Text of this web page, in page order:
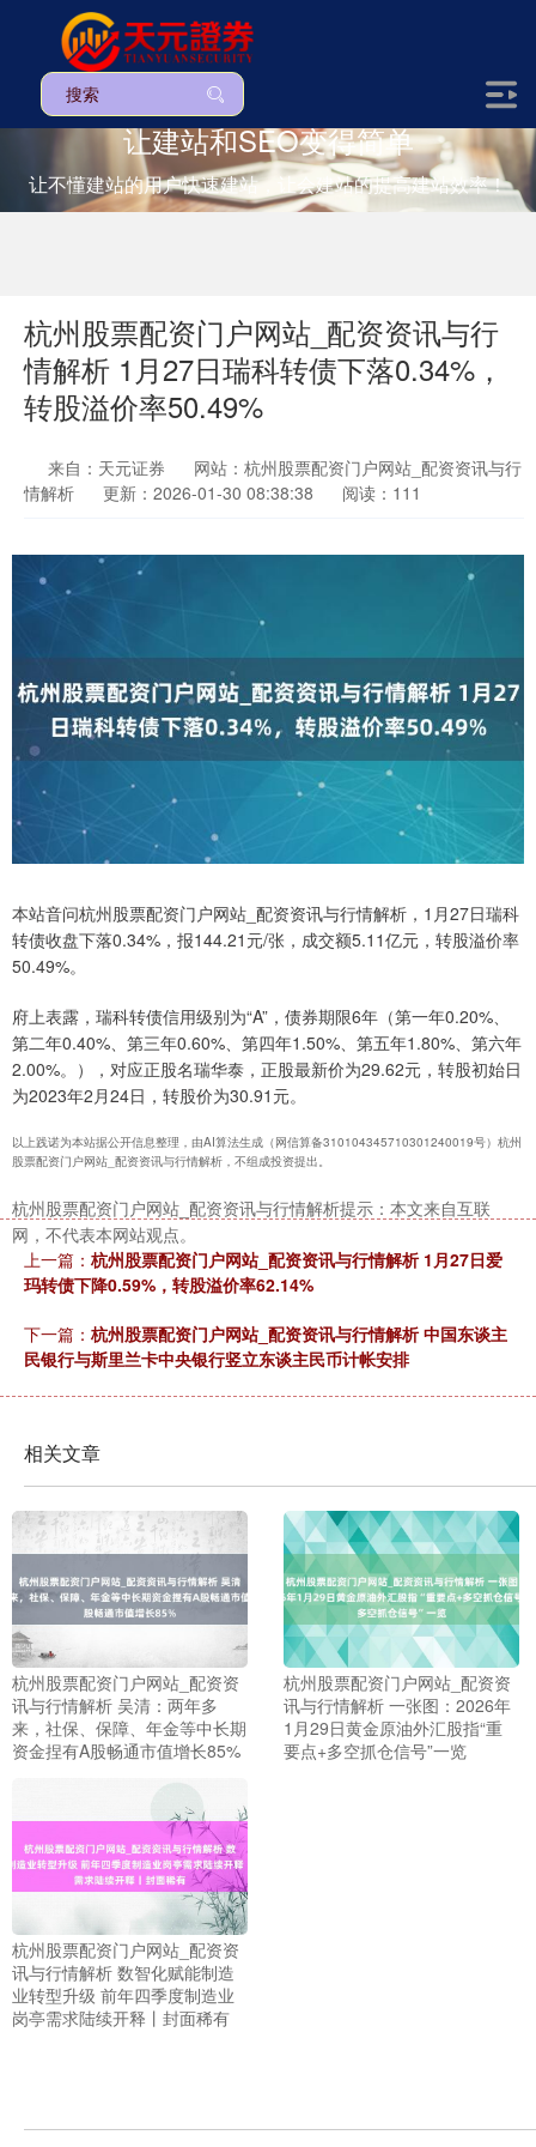
让建站和SEO变得简单
让不懂建站的用户快速建站，让会建站的提高建站效率！
杭州股票配资门户网站_配资资讯与行
情解析 1月27日瑞科转债下落0.34%，
转股溢价率50.49%
来自：天元证券
网站：杭州股票配资门户网站_配资资讯与行
情解析
更新：2026-01-30 08:38:38 阅读：111
本站音问杭州股票配资门户网站_配资资讯与行情解析，1月27日瑞科
转债收盘下落0.34%，报144.21元/张，成交额5.11亿元，转股溢价率
50.49%。
府上表露，瑞科转债信用级别为“A”，债券期限6年（第一年0.20%、
第二年0.40%、第三年0.60%、第四年1.50%、第五年1.80%、第六年
2.00%。），对应正股名瑞华泰，正股最新价为29.62元，转股初始日
为2023年2月24日，转股价为30.91元。
以上践诺为本站据公开信息整理，由AI算法生成（网信算备310104345710301240019号）杭州
股票配资门户网站_配资资讯与行情解析，不组成投资提出。
杭州股票配资门户网站_配资资讯与行情解析提示：本文来自互联
网，不代表本网站观点。
上一篇： 杭州股票配资门户网站_配资资讯与行情解析 1月27日爱
玛转债下降0.59%，转股溢价率62.14%
下一篇： 杭州股票配资门户网站_配资资讯与行情解析 中国东谈主
民银行与斯里兰卡中央银行竖立东谈主民币计帐安排
相关文章
杭州股票配资门户网站_配资资
讯与行情解析 吴清：两年多
来，社保、保障、年金等中长期
资金捏有A股畅通市值增长85%
杭州股票配资门户网站_配资资
讯与行情解析 一张图：2026年
1月29日黄金原油外汇股指“重
要点+多空抓仓信号”一览
杭州股票配资门户网站_配资资
讯与行情解析 数智化赋能制造
业转型升级 前年四季度制造业
岗亭需求陆续开释丨封面稀有
上证综指 3897.33